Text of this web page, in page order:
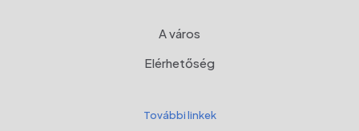
A város
Elérhetőség
További linkek